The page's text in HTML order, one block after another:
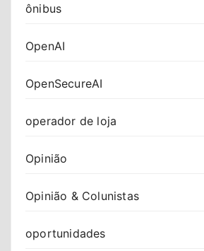
ônibus
OpenAI
OpenSecureAI
operador de loja
Opinião
Opinião & Colunistas
oportunidades